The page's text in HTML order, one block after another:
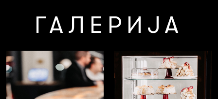
ГАЛЕРИЈА